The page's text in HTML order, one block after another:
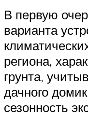
В первую
варианта
региона,
грунта,
дачного
сезонность